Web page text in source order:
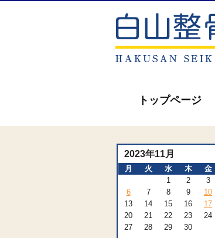
トップページ
2023年11月
月 火 水 木 金
1
2 3
6
7 8 9 10
13
14 15 16 17
20
21 22 23 24
27
28 29 30